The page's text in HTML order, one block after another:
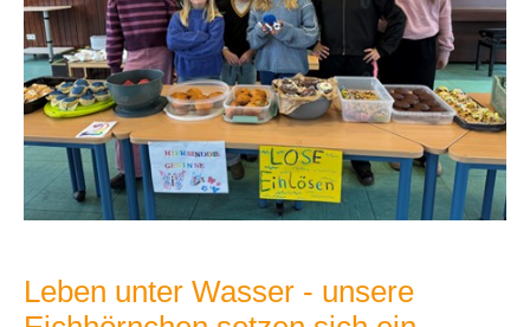
Leben unter Wasser - unsere